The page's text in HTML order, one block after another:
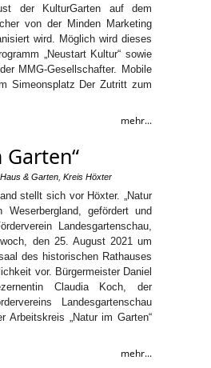
der KulturGarten auf dem
von der Minden Marketing
wird. Möglich wird dieses
„Neustart Kultur“ sowie
MMG-Gesellschafter. Mobile
Simeonsplatz Der Zutritt zum
mehr...
Haus & Garten Kreis Höxter
stellt sich vor Höxter. „Natur
Weserbergland, gefördert und
Landesgartenschau,
den 25. August 2021 um
des historischen Rathauses
vor. Bürgermeister Daniel
Claudia Koch, der
Landesgartenschau
Arbeitskreis „Natur im Garten“
mehr...